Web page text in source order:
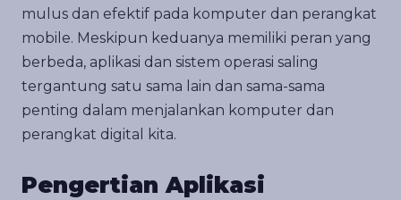
mulus dan efektif pada komputer dan perangkat
mobile. Meskipun keduanya memiliki peran yang
berbeda, aplikasi dan sistem operasi saling
tergantung satu sama lain dan sama-sama
penting dalam menjalankan komputer dan
perangkat digital kita.
Pengertian Aplikasi